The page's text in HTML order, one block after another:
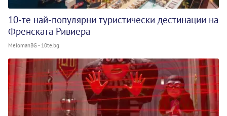
10-те най-популярни туристически дестинации на
Френската Ривиера
MelomanBG - 10te.bg